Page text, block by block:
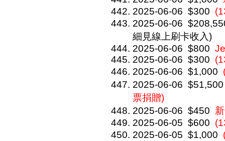
2025-06-06 $300
2025-06-06
細見線上刷卡收入)
2025-06-06 $800
2025-06-06 $300
2025-06-06 $1,000
2025-06-06 $51,500
票捐贈)
2025-06-06 $450
2025-06-05 $600
2025-06-05 $1,000